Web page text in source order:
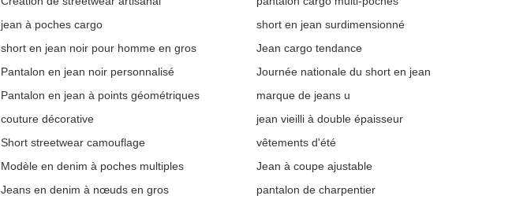
jean à poches cargo
short en jean surdimensionné
short en jean noir pour homme en gros
Jean cargo tendance
Pantalon en jean noir personnalisé
Journée nationale du short en jean
Pantalon en jean à points géométriques
marque de jeans u
couture décorative
jean vieilli à double épaisseur
Short streetwear camouflage
vêtements d'été
Modèle en denim à poches multiples
Jean à coupe ajustable
Jeans en denim à nœuds en gros pantalon de charpentier